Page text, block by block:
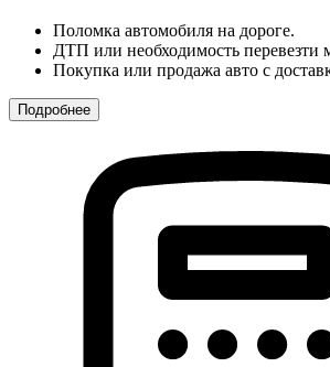
Поломка автомобиля на дороге.
ДТП или необходимость перевезти
Покупка или продажа авто с
Подробнее